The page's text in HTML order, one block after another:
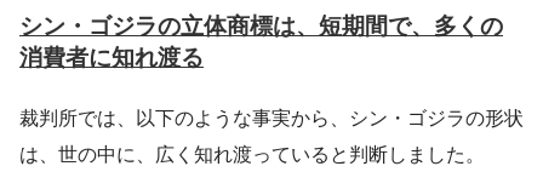
シン・ゴジラの立体商標は、短期間で、多くの
消費者に知れ渡る
裁判所では、以下のような事実から、シン・ゴジラの形状
は、世の中に、広く知れ渡っていると判断しました。